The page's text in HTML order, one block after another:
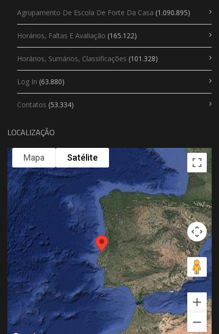
Agrupamento De Escola De Forte Da Casa (1.090.895)
Horários, Faltas E Avaliação (165.122)
Horários, Sumários, Classificações (101.328)
Log In (63.880)
Contatos (53.334)
LOCALIZAÇÃO
Mapa Satélite